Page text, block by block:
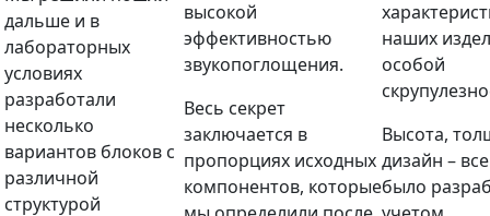
дальше и в
лабораторных
условиях
разработали
несколько
вариантов блоков с
различной
структурой
высокой
эффективностью
звукопоглощения.
Весь секрет
заключается в
пропорциях исходных
компонентов, которые
наших
особой
Высота,
дизайн –
было